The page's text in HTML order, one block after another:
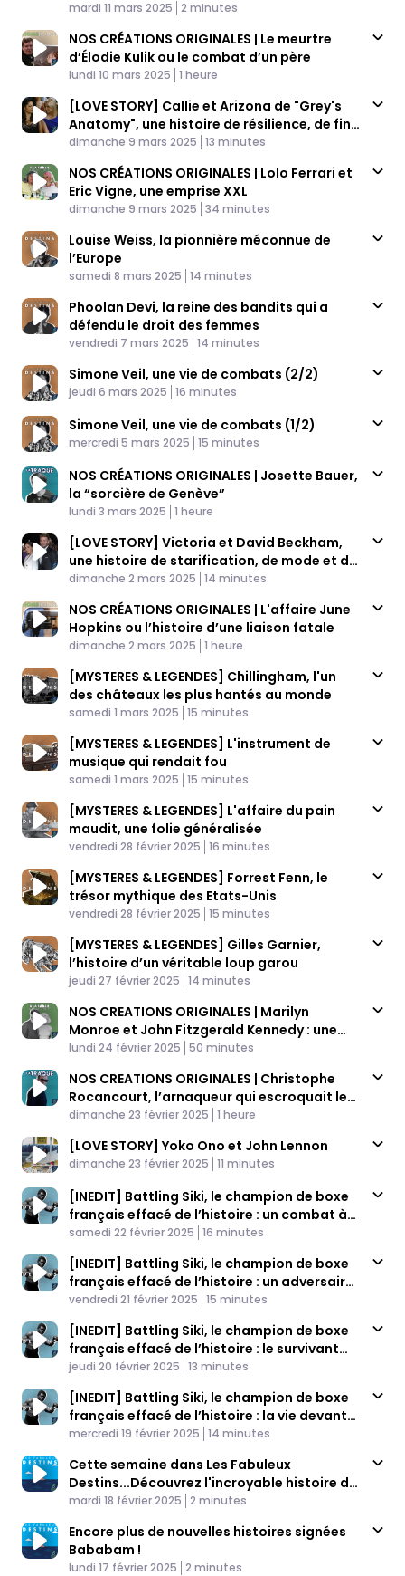
disparues de l'histoire
Published At
mardi 11 mars 2025 Time
2 minutes
NOS CRÉATIONS ORIGINALES | Le meurtre
d’Élodie Kulik ou le combat d’un père
Published At
lundi 10 mars 2025 Time
1 heure
[LOVE STORY] Callie et Arizona de "Grey's
Anatomy", une histoire de résilience, de fin
heureuse et d'homosexualité
Published At
dimanche 9 mars 2025 Time
13 minutes
NOS CRÉATIONS ORIGINALES | Lolo Ferrari et
Eric Vigne, une emprise XXL
Published At
dimanche 9 mars 2025 Time
34 minutes
Louise Weiss, la pionnière méconnue de
l’Europe
Published At
samedi 8 mars 2025 Time
14 minutes
Phoolan Devi, la reine des bandits qui a
défendu le droit des femmes
Published At
vendredi 7 mars 2025 Time
14 minutes
Simone Veil, une vie de combats (2/2)
Published At
jeudi 6 mars 2025 Time
16 minutes
Simone Veil, une vie de combats (1/2)
Published At
mercredi 5 mars 2025 Time
15 minutes
NOS CRÉATIONS ORIGINALES | Josette Bauer,
la “sorcière de Genève”
Published At
lundi 3 mars 2025 Time
1 heure
[LOVE STORY] Victoria et David Beckham,
une histoire de starification, de mode et de
famille
Published At
dimanche 2 mars 2025 Time
14 minutes
NOS CRÉATIONS ORIGINALES | L'affaire June
Hopkins ou l’histoire d’une liaison fatale
Published At
dimanche 2 mars 2025 Time
1 heure
[MYSTERES & LEGENDES] Chillingham, l'un
des châteaux les plus hantés au monde
Published At
samedi 1 mars 2025 Time
15 minutes
[MYSTERES & LEGENDES] L'instrument de
musique qui rendait fou
Published At
samedi 1 mars 2025 Time
15 minutes
[MYSTERES & LEGENDES] L'affaire du pain
maudit, une folie généralisée
Published At
vendredi 28 février 2025 Time
16 minutes
[MYSTERES & LEGENDES] Forrest Fenn, le
trésor mythique des Etats-Unis
Published At
vendredi 28 février 2025 Time
15 minutes
[MYSTERES & LEGENDES] Gilles Garnier,
l’histoire d’un véritable loup garou
Published At
jeudi 27 février 2025 Time
14 minutes
NOS CREATIONS ORIGINALES | Marilyn
Monroe et John Fitzgerald Kennedy : une
histoire politiquement incorrecte
Published At
lundi 24 février 2025 Time
50 minutes
NOS CREATIONS ORIGINALES | Christophe
Rocancourt, l’arnaqueur qui escroquait les
stars d’Hollywood
Published At
dimanche 23 février 2025 Time
1 heure
[LOVE STORY] Yoko Ono et John Lennon
Published At
dimanche 23 février 2025 Time
11 minutes
[INEDIT] Battling Siki, le champion de boxe
français effacé de l’histoire : un combat à
vie (4/4)
Published At
samedi 22 février 2025 Time
16 minutes
[INEDIT] Battling Siki, le champion de boxe
français effacé de l’histoire : un adversaire
invincible (3/4)
Published At
vendredi 21 février 2025 Time
15 minutes
[INEDIT] Battling Siki, le champion de boxe
français effacé de l’histoire : le survivant
(2/4)
Published At
jeudi 20 février 2025 Time
13 minutes
[INEDIT] Battling Siki, le champion de boxe
français effacé de l’histoire : la vie devant
soi (1/4)
Published At
mercredi 19 février 2025 Time
14 minutes
Cette semaine dans Les Fabuleux
Destins...Découvrez l'incroyable histoire de
Battling Siki
Published At
mardi 18 février 2025 Time
2 minutes
Encore plus de nouvelles histoires signées
Bababam !
Published At
lundi 17 février 2025 Time
2 minutes